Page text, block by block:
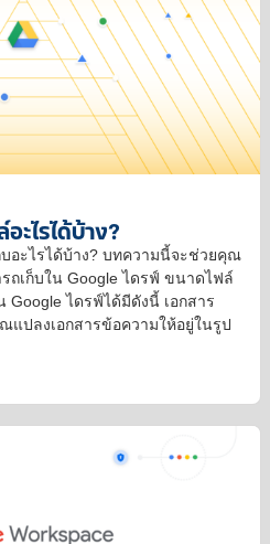
ะไรได้บ้าง?
บอะไรได้บ้าง? บทความนี้จะช่วยคุณ
ถเก็บใน Google ไดรฟ์ ขนาดไฟล์
ไดรฟ์ได้มีดังนี้ เอกสาร
แปลงเอกสารข้อความให้อยู่ในรูป